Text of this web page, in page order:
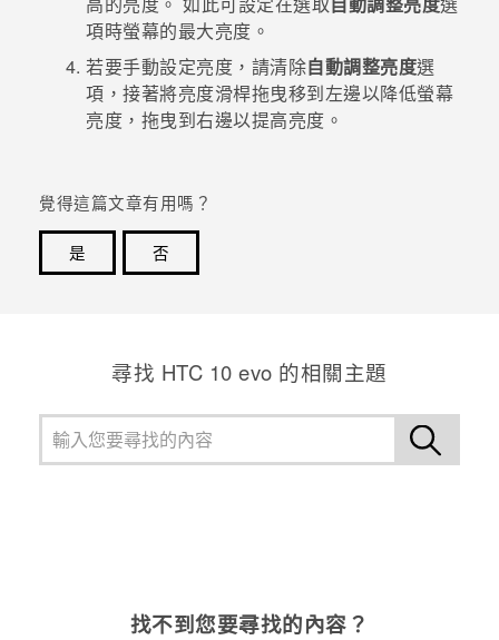
企業採購
銷售通路
VIVELAND
項時螢幕的最大亮度。
若要手動設定亮度，請清除自動調整亮度選
項，接著將亮度滑桿拖曳移到左邊以降低螢幕
亮度，拖曳到右邊以提高亮度。
覺得這篇文章有用嗎？
是
否
尋找 HTC 10 evo 的相關主題
找不到您要尋找的內容？